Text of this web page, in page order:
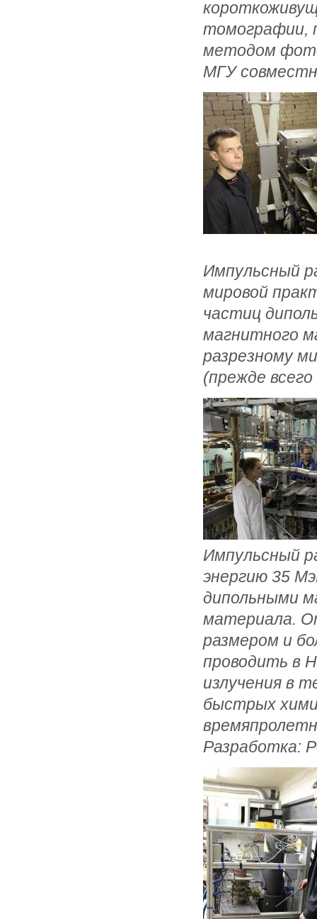
томографии,
методом
МГУ
Импульсный
мировой
частиц
магнитного
разрезному
(прежде
Импульсный
энергию 35
дипольными
материала.
размером и
проводить в
излучения в
быстрых
Разработка: